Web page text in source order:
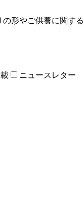
形やご供養に関する
ニュースレター